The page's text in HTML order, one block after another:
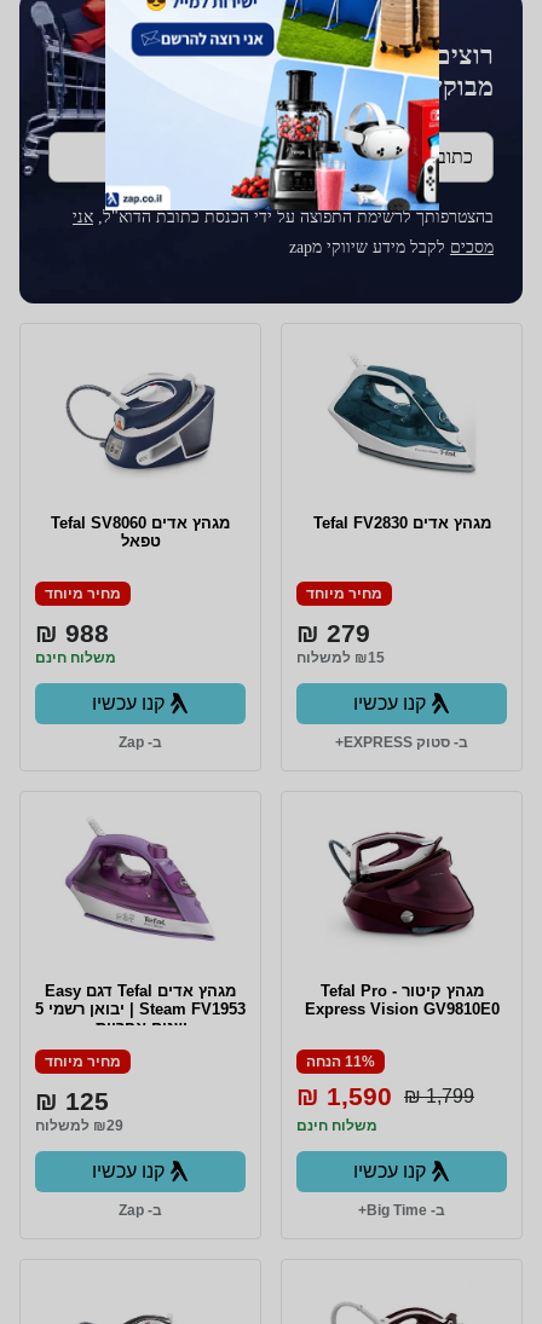
רוצים לקבל עדכונים על מוצרים
מבוקשים?
כתובת דוא''ל
בהצטרפותך לרשימת התפוצה על ידי הכנסת כתובת הדוא"ל, אני
מסכים לקבל מידע שיווקי מzap
מגהץ אדים Tefal FV2830
מחיר מיוחד
279 ₪
₪15 למשלוח
קנו עכשיו
ב- סטוק EXPRESS+
מגהץ ‏אדים Tefal SV8060
טפאל
מחיר מיוחד
988 ₪
משלוח חינם
קנו עכשיו
ב- Zap
מגהץ ‏קיטור - Tefal Pro
Express Vision GV9810E0
11% הנחה
1,799 ₪
1,590 ₪
משלוח חינם
קנו עכשיו
ב- Big Time+
מגהץ אדים Tefal דגם Easy
Steam FV1953 | יבואן רשמי 5
שנים אחריות
מחיר מיוחד
125 ₪
₪29 למשלוח
קנו עכשיו
ב- Zap